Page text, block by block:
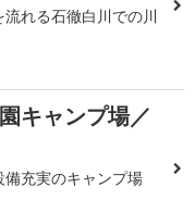
れる石徹白川での川
キャンプ場／
充実のキャンプ場